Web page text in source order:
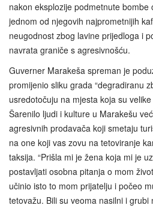
nakon eksplozije podmetnute bombe
jednom od njegovih najprometnijih
neugodnost zbog lavine prijedloga i
navrata graniče s agresivnošću.
Guverner Marakeša spreman je
promijenio sliku grada “degradiranu
usredotočuju na mjesta koja su
Šarenilo ljudi i kulture u Marakešu
agresivnih prodavača koji smetaju
na one koji vas zovu na tetoviranje
taksija. “Prišla mi je žena koja mi je
postavljati osobna pitanja o mom
učinio isto to mom prijatelju i počeo
tetovažu. Bili su veoma nasilni i